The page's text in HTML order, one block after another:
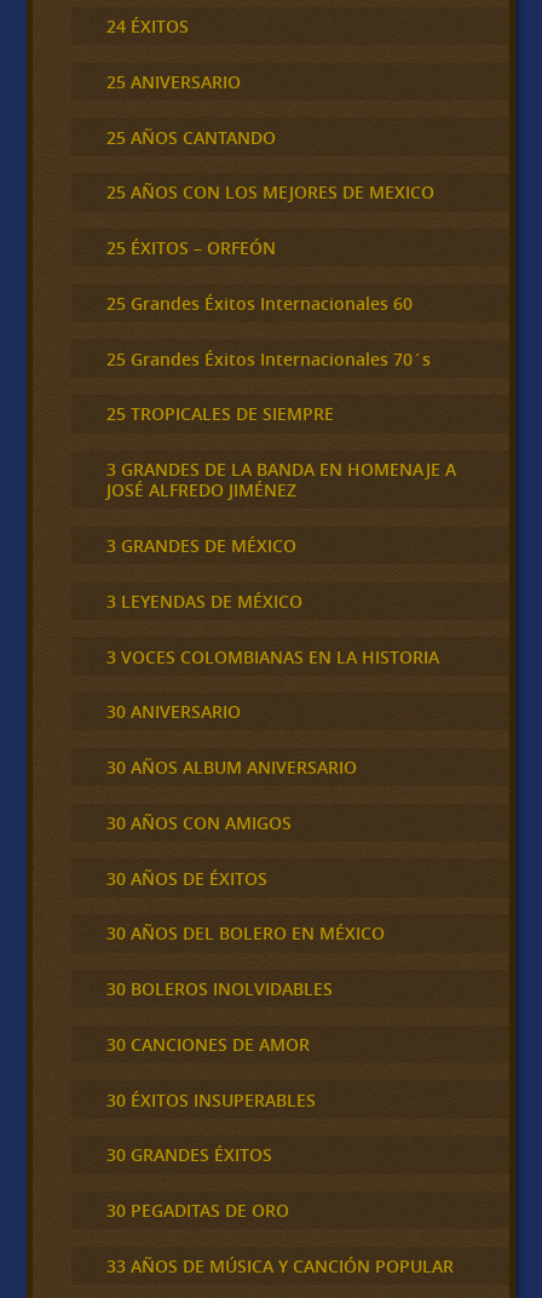
24 ÉXITOS
25 ANIVERSARIO
25 AÑOS CANTANDO
25 AÑOS CON LOS MEJORES DE MEXICO
25 ÉXITOS – ORFEÓN
25 Grandes Éxitos Internacionales 60
25 Grandes Éxitos Internacionales 70´s
25 TROPICALES DE SIEMPRE
3 GRANDES DE LA BANDA EN HOMENAJE A
JOSÉ ALFREDO JIMÉNEZ
3 GRANDES DE MÉXICO
3 LEYENDAS DE MÉXICO
3 VOCES COLOMBIANAS EN LA HISTORIA
30 ANIVERSARIO
30 AÑOS ALBUM ANIVERSARIO
30 AÑOS CON AMIGOS
30 AÑOS DE ÉXITOS
30 AÑOS DEL BOLERO EN MÉXICO
30 BOLEROS INOLVIDABLES
30 CANCIONES DE AMOR
30 ÉXITOS INSUPERABLES
30 GRANDES ÉXITOS
30 PEGADITAS DE ORO
33 AÑOS DE MÚSICA Y CANCIÓN POPULAR